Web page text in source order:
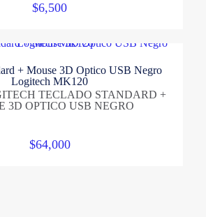
$6,500
+ Mouse 3D Optico USB Negro
Logitech MK120
TECLADO STANDARD +
3D OPTICO USB NEGRO
$64,000